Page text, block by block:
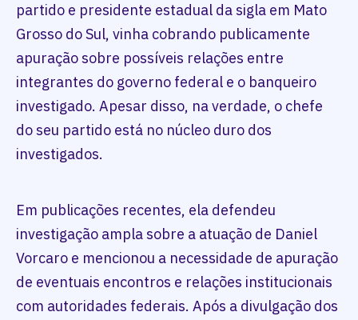
partido e presidente estadual da sigla em Mato
Grosso do Sul, vinha cobrando publicamente
apuração sobre possíveis relações entre
integrantes do governo federal e o banqueiro
investigado. Apesar disso, na verdade, o chefe
do seu partido está no núcleo duro dos
investigados.
Em publicações recentes, ela defendeu
investigação ampla sobre a atuação de Daniel
Vorcaro e mencionou a necessidade de apuração
de eventuais encontros e relações institucionais
com autoridades federais. Após a divulgação dos